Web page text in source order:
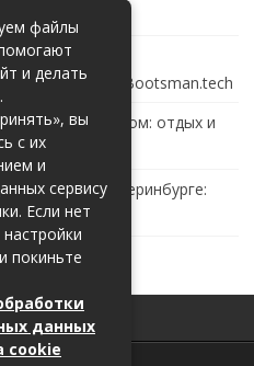
России: обзор
сайта Bootsman.tech
с бассейном: отдых и
в Екатеринбурге:
файлы
и делать
вы
с их
и
сервису
Если нет
покиньте
данных
cookie